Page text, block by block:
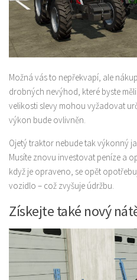
Možná vás to nepřekvapí, ale
drobných nevýhod, které byste
velikosti slevy mohou vyžadovat
výkon bude ovlivněn.
Ojetý traktor nebude tak výkonný
Musíte znovu investovat peníze a
když je opraveno, se opět
vozidlo – což zvyšuje údržbu.
Získejte také nový